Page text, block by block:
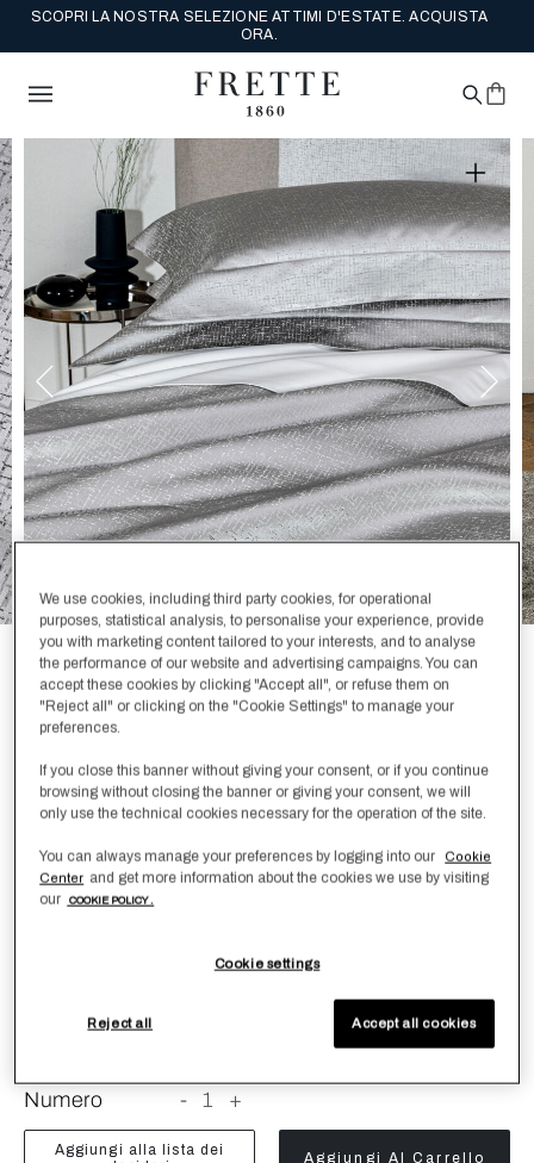
SCOPRI LA NOSTRA SELEZIONE ATTIMI D'ESTATE. ACQUISTA
ORA.
Luxury Glowing Weave Copripiumino
€ 3.650,00
Realizzato in misto seta-cotone e contraddistinto
dall’intricata lavorazione natté del jacquard, l’elegante
copripiumino Luxury Glowing Weave dona alla camera da
Colore Cliff Grey
Matrimoniale
Numero - 1 +
Aggiungi alla lista dei
Aggiungi Al Carrello
We use cookies, including third party cookies, for operational
purposes, statistical analysis, to personalise your experience, provide
you with marketing content tailored to your interests, and to analyse
the performance of our website and advertising campaigns. You can
accept these cookies by clicking "Accept all", or refuse them on
"Reject all" or clicking on the "Cookie Settings" to manage your
preferences.
If you close this banner without giving your consent, or if you continue
browsing without closing the banner or giving your consent, we will
only use the technical cookies necessary for the operation of the site.
You can always manage your preferences by logging into our
Cookie
Center and get more information about the cookies we use by visiting
our
COOKIE POLICY .
Cookie settings
Reject all Accept all cookies